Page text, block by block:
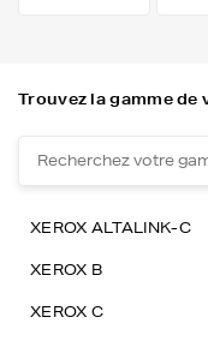
Trouvez la gamme de
XEROX ALTALINK-C
XEROX B
XEROX C